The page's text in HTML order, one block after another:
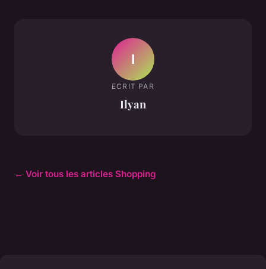
I
ECRIT PAR
Ilyan
← Voir tous les articles Shopping